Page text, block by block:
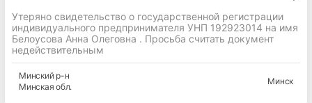
Утеряно свидетельство о государственной регистрации
индивидуального предпринимателя УНП 192923014 на имя
Белоусова Анна Олеговна . Просьба считать документ
недействительным
Минскийр-н
Минская обл.
Минск